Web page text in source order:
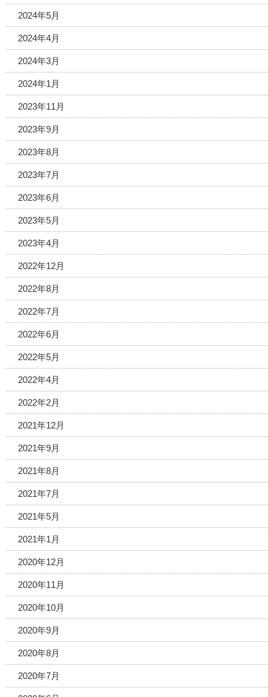
2024年5月
2024年4月
2024年3月
2024年1月
2023年11月
2023年9月
2023年8月
2023年7月
2023年6月
2023年5月
2023年4月
2022年12月
2022年8月
2022年7月
2022年6月
2022年5月
2022年4月
2022年2月
2021年12月
2021年9月
2021年8月
2021年7月
2021年5月
2021年1月
2020年12月
2020年11月
2020年10月
2020年9月
2020年8月
2020年7月